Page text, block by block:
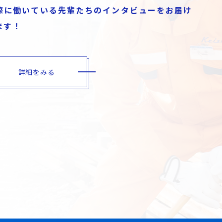
に働いている先輩たちのインタビューをお届け
！
詳細をみる